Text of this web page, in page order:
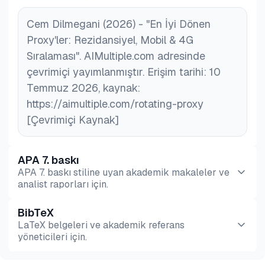
tarafından kolayca tespit edilip engellenmesi
nedeniyle gereklidir.
Cem Dilmegani (2026) - "En İyi Dönen
Proxy'ler: Rezidansiyel, Mobil & 4G
Sıralaması". AIMultiple.com adresinde
çevrimiçi yayımlanmıştır. Erişim tarihi: 10
Temmuz 2026, kaynak:
https://aimultiple.com/rotating-proxy
[Çevrimiçi Kaynak]
APA 7. baskı
APA 7. baskı stiline uyan akademik makaleler ve
analist raporları için.
Önizleme HTML
BibTeX
LaTeX belgeleri ve akademik referans
yöneticileri için.